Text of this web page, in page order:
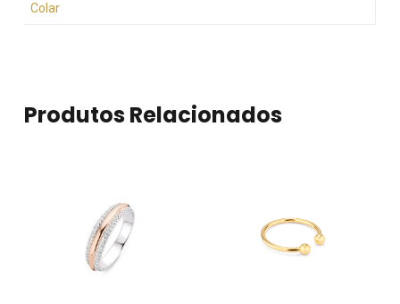
Nenhum produto no
Colar
Produtos Relacionados